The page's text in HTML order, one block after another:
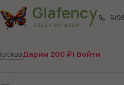
Дарим 200 ₽! Войти